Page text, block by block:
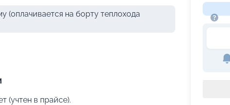
(оплачивается на борту теплохода
(учтен в прайсе).